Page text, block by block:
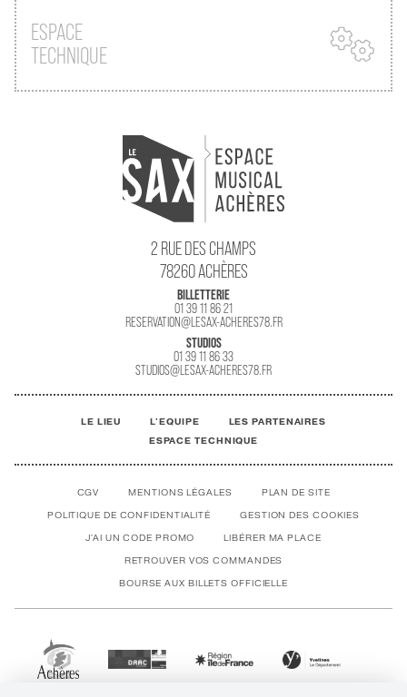
ESPACE
TECHNIQUE
2 RUE DES CHAMPS
78260 ACHÈRES
BILLETTERIE
01 39 11 86 21
RESERVATION@LESAX-ACHERES78.FR
STUDIOS
01 39 11 86 33
STUDIOS@LESAX-ACHERES78.FR
LE LIEU L'EQUIPE
LES PARTENAIRES
ESPACE TECHNIQUE
CGV MENTIONS LÉGALES PLAN DE SITE
POLITIQUE DE CONFIDENTIALITÉ GESTION DES COOKIES
J'AI UN CODE PROMO LIBÉRER MA PLACE
RETROUVER VOS COMMANDES
BOURSE AUX BILLETS OFFICIELLE